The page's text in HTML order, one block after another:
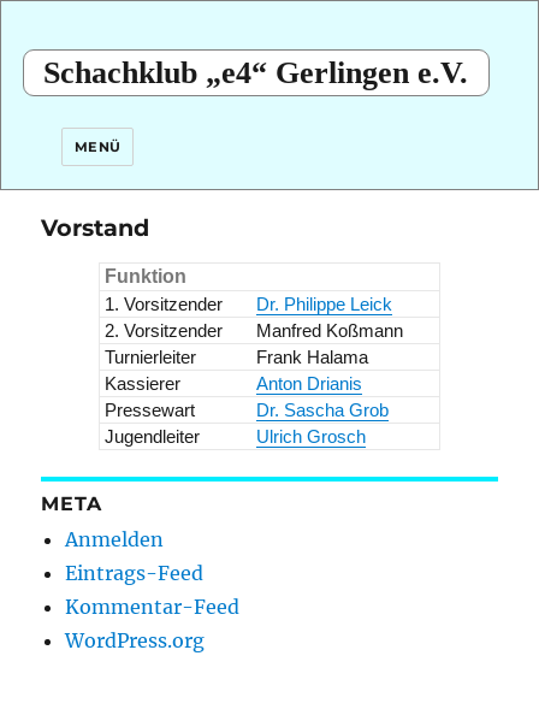
Schachklub „e4“ Gerlingen e.V.
MENÜ
Vorstand
Funktion
1. Vorsitzender
Dr. Philippe Leick
2. Vorsitzender
Manfred Koßmann
Turnierleiter
Frank Halama
Kassierer
Anton Drianis
Pressewart
Dr. Sascha Grob
Jugendleiter
Ulrich Grosch
META
Anmelden
Eintrags-Feed
Kommentar-Feed
WordPress.org